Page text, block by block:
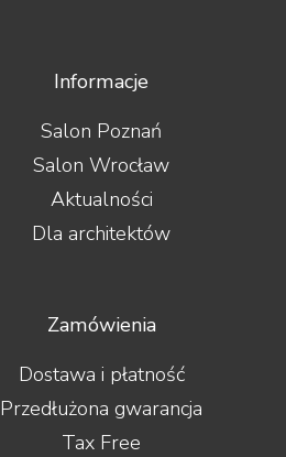
Informacje
Salon Poznań
Salon Wrocław
Aktualności
Dla architektów
Zamówienia
Dostawa i płatność
Przedłużona gwarancja
Tax Free